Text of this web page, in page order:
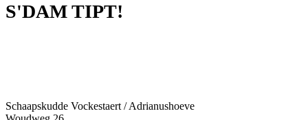
S'DAM TIPT!
Schaapskudde Vockestaert / Adrianushoeve